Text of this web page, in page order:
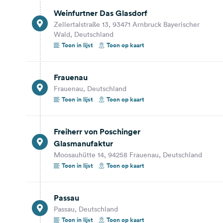
Freiherr von Poschinger
Glasmanufaktur
Toon op kaart
Passau
Passau, Deutschland
Glasmuseum Passau
Höllgasse 1, 94032 Passau, Deutschland
Weinfurtner Das Glasdorf
Zellertalstraße 13, 93471 Arnbruck Bayerischer
Wald, Deutschland
Toon in lijst
Toon op kaart
Frauenau
Frauenau, Deutschland
Toon in lijst
Toon op kaart
Freiherr von Poschinger
Glasmanufaktur
Moosauhütte 14, 94258 Frauenau, Deutschland
Toon in lijst
Toon op kaart
Passau
Passau, Deutschland
Toon in lijst
Toon op kaart